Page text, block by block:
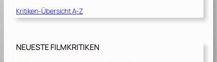
2
0
2
Kritiken-Übersicht A-Z
NEUESTE FILMKRITIKEN